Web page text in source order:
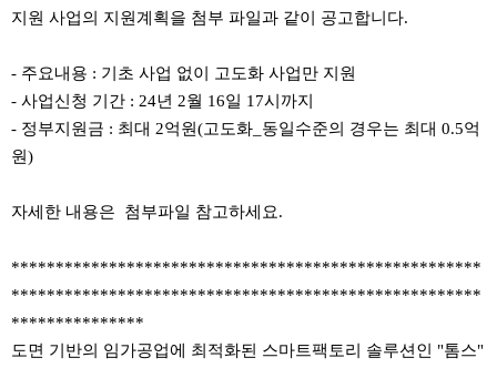
지원 사업의 지원계획을 첨부 파일과 같이 공고합니다.
- 주요내용 : 기초 사업 없이 고도화 사업만 지원
- 사업신청 기간 : 24년 2월 16일 17시까지
- 정부지원금 : 최대 2억원(고도화_동일수준의 경우는 최대 0.5억
원)
자세한 내용은 첨부파일 참고하세요.
*****************************************************
*****************************************************
***************
도면 기반의 임가공업에 최적화된 스마트팩토리 솔루션인 "톰스"